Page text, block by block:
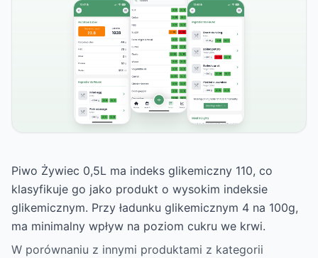
Piwo Żywiec 0,5L ma indeks glikemiczny 110, co
klasyfikuje go jako produkt o wysokim indeksie
glikemicznym. Przy ładunku glikemicznym 4 na 100g,
ma minimalny wpływ na poziom cukru we krwi.
W porównaniu z innymi produktami z kategorii